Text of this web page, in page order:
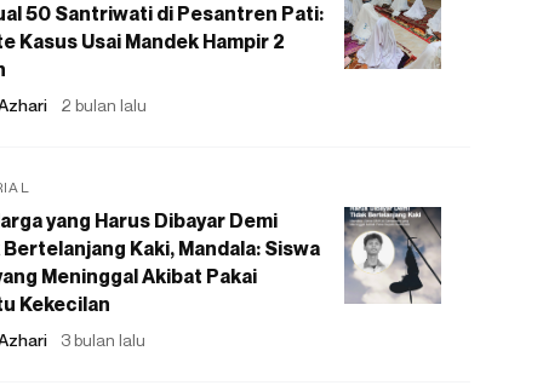
50 Santriwati di Pesantren Pati:
Kasus Usai Mandek Hampir 2
2 bulan lalu
yang Harus Dibayar Demi
Kaki, Mandala: Siswa
Meninggal Akibat Pakai
Kekecilan
3 bulan lalu